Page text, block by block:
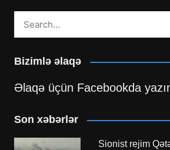
Bizimlə əlaqə
Əlaqə üçün Facebookda
Son xəbərlər
Sionist rejim